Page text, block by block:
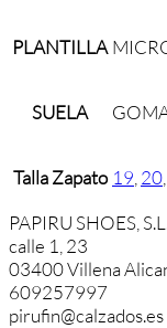
PLANTILLA
SUELA
Talla Zapato 19 20
PAPIRU SHOES,
calle 1, 23
03400 Villena
609257997
pirufin@calzados.es